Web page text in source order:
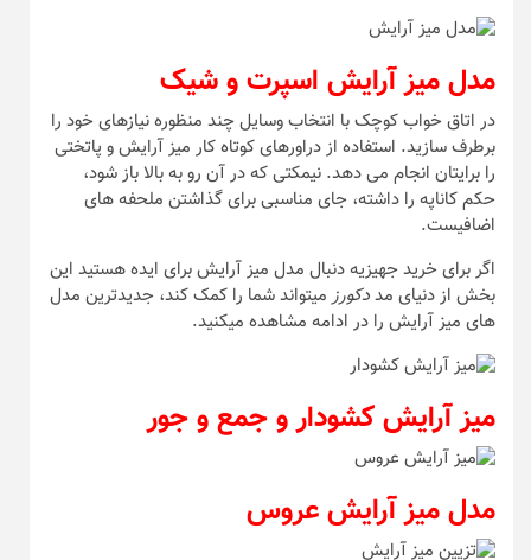
مدل میز آرایش اسپرت و شیک
در اتاق خواب کوچک با انتخاب وسایل چند منظوره نیازهای خود را
برطرف سازید. استفاده از دراورهای کوتاه کار میز آرایش و پاتختی
را برایتان انجام می دهد. نیمکتی که در آن رو به بالا باز شود،
حکم کاناپه را داشته، جای مناسبی برای گذاشتن ملحفه های
اضافیست.
اگر برای خرید جهیزیه دنبال مدل میز آرایش برای ایده هستید این
بخش از دنیای مددکورزمیتواند شما را کمک کند، جدیدترین مدل
های میز آرایش را در ادامه مشاهده میکنید.
میز آرایش کشودار و جمع و جور
مدل میزآرایش عروس